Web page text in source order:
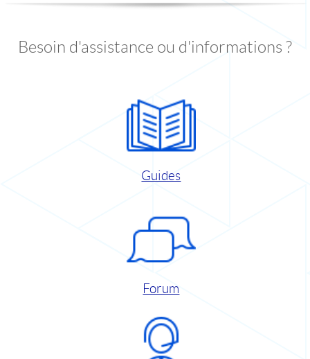
Besoin d'assistance ou d'informations ?
Guides
Forum